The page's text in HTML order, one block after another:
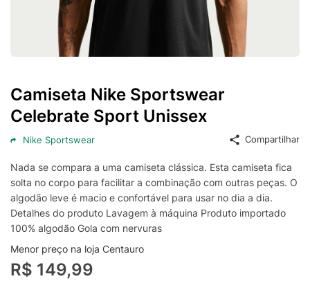
Camiseta Nike Sportswear
Celebrate Sport Unissex
Nike Sportswear Compartilhar
Nada se compara a uma camiseta clássica. Esta camiseta fica
solta no corpo para facilitar a combinação com outras peças. O
algodão leve é macio e confortável para usar no dia a dia.
Detalhes do produto Lavagem à máquina Produto importado
100% algodão Gola com nervuras
Menor preço na loja Centauro
R$ 149,99